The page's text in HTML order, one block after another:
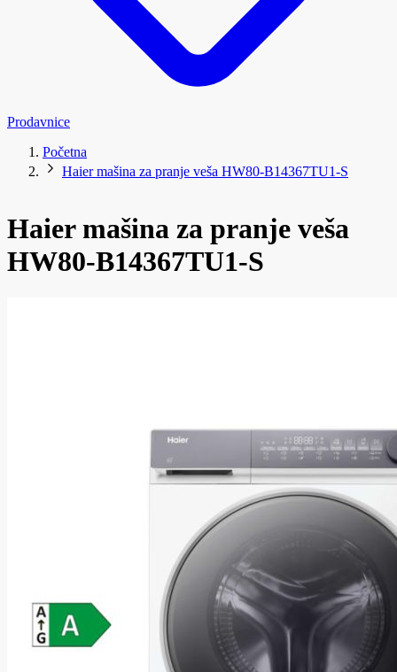
Prodavnice
Početna
Haier mašina za pranje veša HW80-B14367TU1-S
Haier mašina za pranje veša
HW80-B14367TU1-S